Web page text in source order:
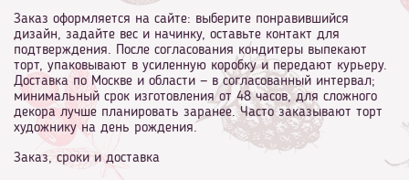
Заказ оформляется на сайте: выберите понравившийся
дизайн, задайте вес и начинку, оставьте контакт для
подтверждения. После согласования кондитеры выпекают
торт, упаковывают в усиленную коробку и передают курьеру.
Доставка по Москве и области — в согласованный интервал;
минимальный срок изготовления от 48 часов, для сложного
декора лучше планировать заранее. Часто заказывают торт
художнику на день рождения.
Заказ, сроки и доставка